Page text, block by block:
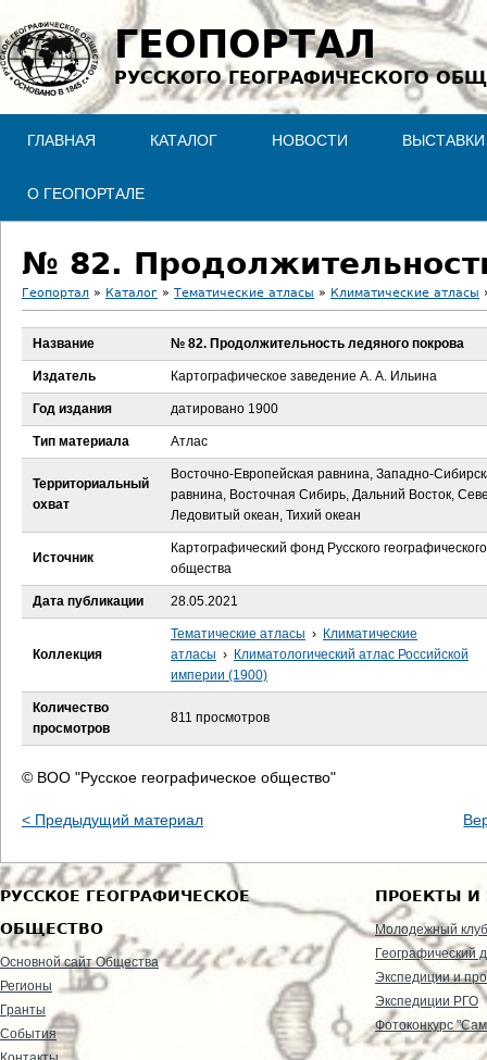
Jump to navigation
ГЕОПОРТАЛ
РУССКОГО ГЕОГРАФИЧЕСКОГО
ГЛАВНАЯ КАТАЛОГ НОВОСТИ ВЫСТАВКИ
О ГЕОПОРТАЛЕ
№ 82.
В
ы
д
е
с
ь
Геопортал » Каталог » Тематические атласы » Климатические атласы
Название № 82. Продолжительность ледяного покрова
Издатель Картографическое заведение А. А. Ильина
Год издания датировано 1900
Тип материала Атлас
Территориальный
охват
Восточно-Европейская равнина, Западно-
равнина, Восточная Сибирь, Дальний Восток,
Ледовитый океан, Тихий океан
Источник
Картографический фонд Русского географического
общества
Дата публикации 28.05.2021
Коллекция
Тематические атласы › Климатические
атласы › Климатологический атлас Российской
империи (1900)
Количество
просмотров
811 просмотров
© ВОО "Русское географическое общество"
< Предыдущий материал
РУССКОЕ ГЕОГРАФИЧЕСКОЕ
ОБЩЕСТВО
Основной сайт Общества
Регионы
Гранты
События
ПРОЕКТЫ И
Молодежный клуб
Географический
Экспедиции и
Экспедиции РГО
Фотоконкурс